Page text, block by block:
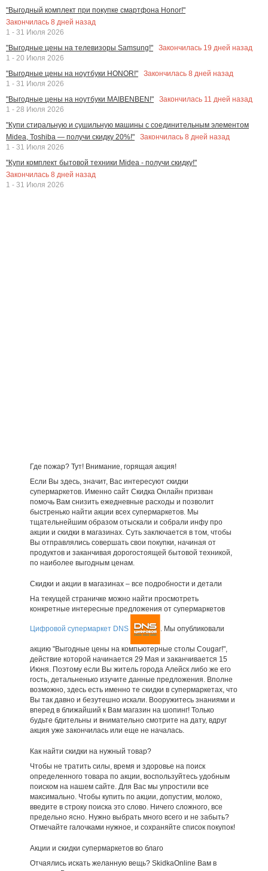
"Выгодный комплект при покупке смартфона Honor!"
Закончилась 8 дней назад
1 - 31 Июля 2026
"Выгодные цены на телевизоры Samsung!"
Закончилась 19 дней назад
1 - 20 Июля 2026
"Выгодные цены на ноутбуки HONOR!"
Закончилась 8 дней назад
1 - 31 Июля 2026
"Выгодные цены на ноутбуки MAIBENBEN!"
Закончилась 11 дней назад
1 - 28 Июля 2026
"Купи стиральную и сушильную машины с соединительным элементом
Midea, Toshiba — получи скидку 20%!"
Закончилась 8 дней назад
1 - 31 Июля 2026
"Купи комплект бытовой техники Midea - получи скидку!"
Закончилась 8 дней назад
1 - 31 Июля 2026
Где пожар? Тут! Внимание, горящая акция!
Если Вы здесь, значит, Вас интересуют скидки
супермаркетов. Именно сайт Скидка Онлайн призван
помочь Вам снизить ежедневные расходы и позволит
быстренько найти акции всех супермаркетов. Мы
тщательнейшим образом отыскали и собрали инфу про
акции и скидки в магазинах. Суть заключается в том, чтобы
Вы отправлялись совершать свои покупки, начиная от
продуктов и заканчивая дорогостоящей бытовой техникой,
по наиболее выгодным ценам.
Скидки и акции в магазинах – все подробности и детали
На текущей страничке можно найти просмотреть
конкретные интересные предложения от супермаркетов
Цифровой супермаркет DNS . Мы опубликовали
акцию "Выгодные цены на компьютерные столы Cougar!",
действие которой начинается 29 Мая и заканчивается 15
Июня. Поэтому если Вы житель города Алейск либо же его
гость, детальненько изучите данные предложения. Вполне
возможно, здесь есть именно те скидки в супермаркетах, что
Вы так давно и безутешно искали. Вооружитесь знаниями и
вперед в ближайший к Вам магазин на шопинг! Только
будьте бдительны и внимательно смотрите на дату, вдруг
акция уже закончилась или еще не началась.
Как найти скидки на нужный товар?
Чтобы не тратить силы, время и здоровье на поиск
определенного товара по акции, воспользуйтесь удобным
поиском на нашем сайте. Для Вас мы упростили все
максимально. Чтобы купить по акции, допустим, молоко,
введите в строку поиска это слово. Ничего сложного, все
предельно ясно. Нужно выбрать много всего и не забыть?
Отмечайте галочками нужное, и сохраняйте список покупок!
Акции и скидки супермаркетов во благо
Отчаялись искать желанную вещь? SkidkaOnline Вам в